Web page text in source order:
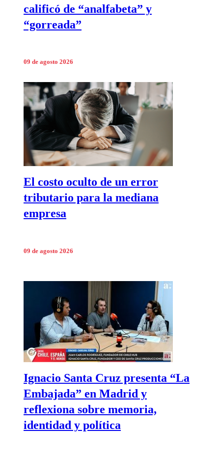
calificó de “analfabeta” y
“gorreada”
09 de agosto 2026
El costo oculto de un error
tributario para la mediana
empresa
09 de agosto 2026
Ignacio Santa Cruz presenta “La
Embajada” en Madrid y
reflexiona sobre memoria,
identidad y política